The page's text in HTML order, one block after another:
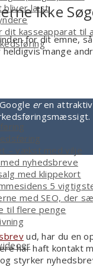
bliver læst
kasseapparat til
– vækst med vilje
nyhedsbreve
med klippekort
5
med SEO, der
til flere penge
Ikke
for dit emne,
mange
eren attraktiv
ud, har du en
har haft kontakt
styrker